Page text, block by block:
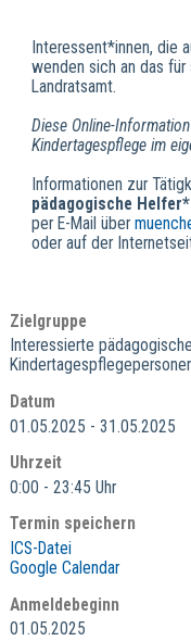
Interessent*innen, die
wenden sich an das
Landratsamt.
Diese Online-
Kindertagespflege im
Informationen zur
pädagogische
per E-Mail über
oder auf der
Zielgruppe
Interessierte
Datum
01.05.2025 - 31.05.2025
Uhrzeit
0:00 - 23:45 Uhr
Termin speichern
ICS-Datei
Google Calendar
Anmeldebeginn
01.05.2025